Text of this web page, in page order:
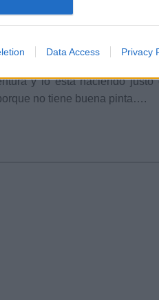
Data Access Privacy
y hasta nos
Emergencias del Cabildo
y lo está haciendo justo
no tiene buena pinta….